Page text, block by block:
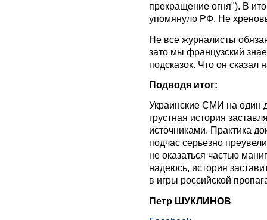
прекращение огня"). В
упомянуло РФ. Не
Не все журналисты
зато мы французский
подсказок. Что он сказал
Подводя итог:
Украинские СМИ на один
грустная история
источниками. Практика
подчас серьезно
не оказаться частью
надеюсь, история
в игры российской
Петр ШУКЛИНОВ